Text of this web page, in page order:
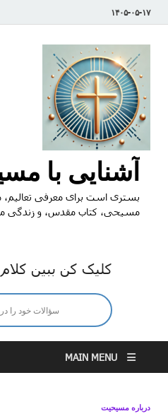
۱۴۰۵-۰۵-۱۷
آشنایی با
بستری است برای معرفی تعالیم،
مسیحی، کتاب مقدس، و زندگی
کلیک کن ببین
MAIN MENU
درباره مسیحیت